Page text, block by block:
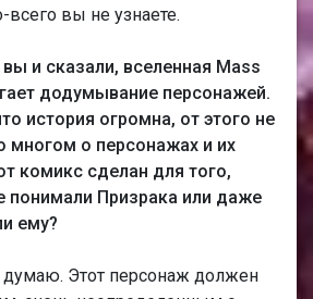
всего вы не узнаете.
вы и сказали, вселенная Мass
додумывание персонажей.
история огромна, от этого не
многом о персонажах и их
комикс сделан для того,
Призрака или даже
ему?
думаю. Этот персонаж должен